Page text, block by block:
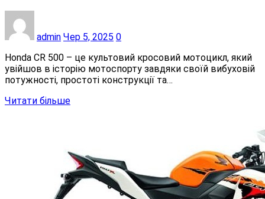
admin Чер 5, 2025 0
Honda CR 500 – це культовий кросовий мотоцикл, який
увійшов в історію мотоспорту завдяки своїй вибуховій
потужності, простоті конструкції та…
Читати більше